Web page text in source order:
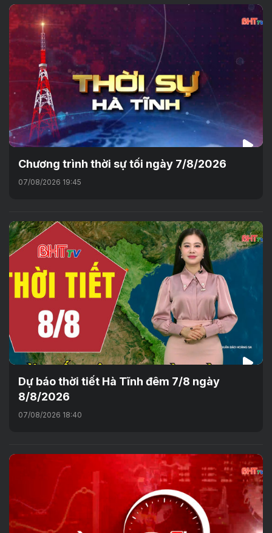
Chương trình thời sự tối ngày 7/8/2026
07/08/2026 19:45
Dự báo thời tiết Hà Tĩnh đêm 7/8 ngày
8/8/2026
07/08/2026 18:40